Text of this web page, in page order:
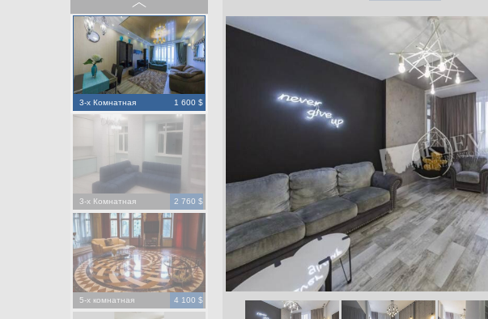
3-х Комнатная 1 600 $
3-х Комнатная 2 760 $
5-х комнатная 4 100 $